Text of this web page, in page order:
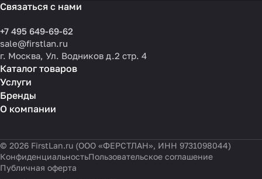
Связаться с нами
+7 495 649-69-62
sale@firstlan.ru
г. Москва, Ул. Водников д.2 стр. 4
Каталог товаров
Услуги
Бренды
О компании
© 2026 FirstLan.ru (ООО «ФЕРСТЛАН», ИНН 9731098044)
КонфиденциальностьПользовательское соглашение
Публичная оферта